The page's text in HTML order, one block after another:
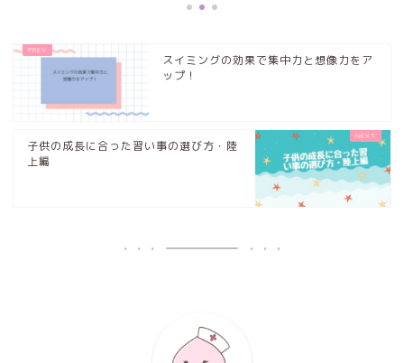
スイミングの効果で集中力と想像力をア
ップ！
子供の成長に合った習い事の選び方・陸
上編